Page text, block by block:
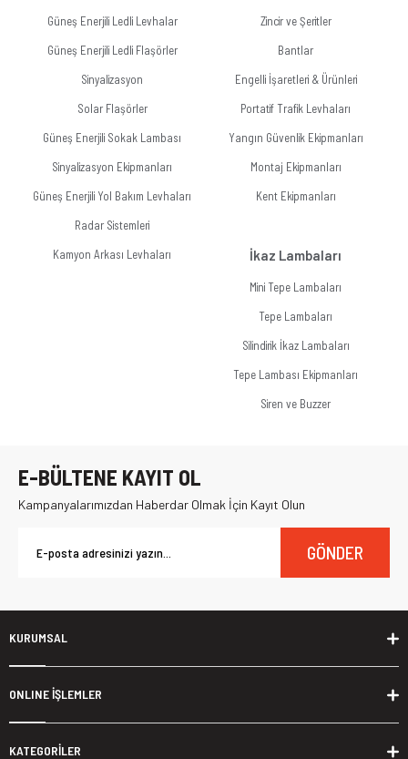
Güneş Enerjili Ledli Levhalar
Güneş Enerjili Ledli Flaşörler
Sinyalizasyon
Solar Flaşörler
Güneş Enerjili Sokak Lambası
Sinyalizasyon Ekipmanları
Güneş Enerjili Yol Bakım Levhaları
Radar Sistemleri
Kamyon Arkası Levhaları
Zincir ve Şeritler
Bantlar
Engelli İşaretleri & Ürünleri
Portatif Trafik Levhaları
Yangın Güvenlik Ekipmanları
Montaj Ekipmanları
Kent Ekipmanları
İkaz Lambaları
Mini Tepe Lambaları
Tepe Lambaları
Silindirik İkaz Lambaları
Tepe Lambası Ekipmanları
Siren ve Buzzer
E-BÜLTENE KAYIT OL
Kampanyalarımızdan Haberdar Olmak İçin Kayıt Olun
GÖNDER
KURUMSAL
ONLINE İŞLEMLER
KATEGORİLER